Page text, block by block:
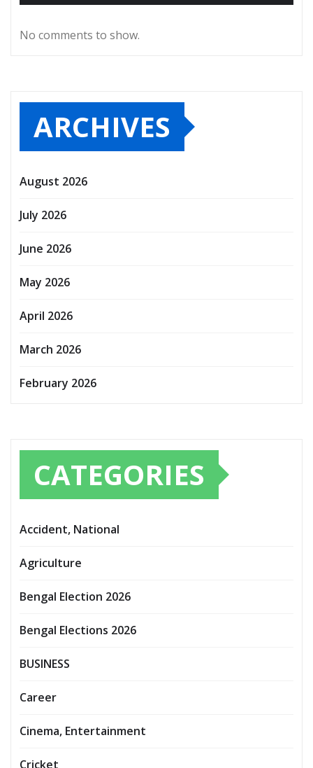
No comments to show.
ARCHIVES
August 2026
July 2026
June 2026
May 2026
April 2026
March 2026
February 2026
CATEGORIES
Accident, National
Agriculture
Bengal Election 2026
Bengal Elections 2026
BUSINESS
Career
Cinema, Entertainment
Cricket